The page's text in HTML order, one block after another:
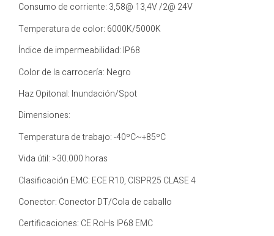
Consumo de corriente: 3,58@ 13,4V /2@ 24V
Temperatura de color: 6000K/5000K
Índice de impermeabilidad: IP68
Color de la carrocería: Negro
Haz Opitonal: Inundación/Spot
Dimensiones:
Temperatura de trabajo: -40ºC~+85ºC
Vida útil: >30.000 horas
Clasificación EMC: ECE R10, CISPR25 CLASE 4
Conector: Conector DT/Cola de caballo
Certificaciones: CE RoHs IP68 EMC